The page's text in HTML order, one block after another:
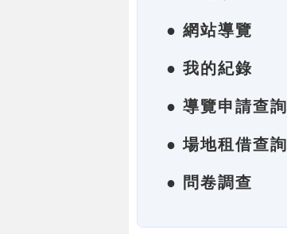
● 網站導覽
● 我的紀錄
● 導覽申請查詢
● 場地租借查詢
● 問卷調查